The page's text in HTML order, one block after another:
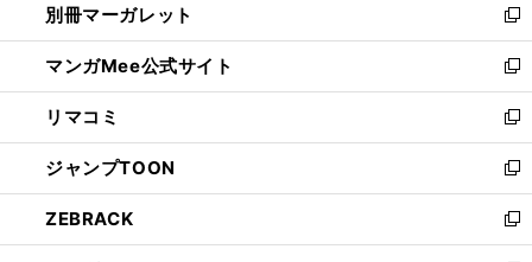
く
で
開
く
ィ
ン
ド
ウ
で
開
く
い
ウ
ィ
ン
ド
ウ
で
開
く
別冊マーガレット
新
し
い
ウ
ィ
ン
ド
ウ
で
開
マンガMee公式サイト
新
し
い
ウ
ィ
ン
ド
ウ
リマコミ
新
し
い
ウ
ィ
ン
ジャンプTOON
新
し
い
ウ
ZEBRACK
新
し